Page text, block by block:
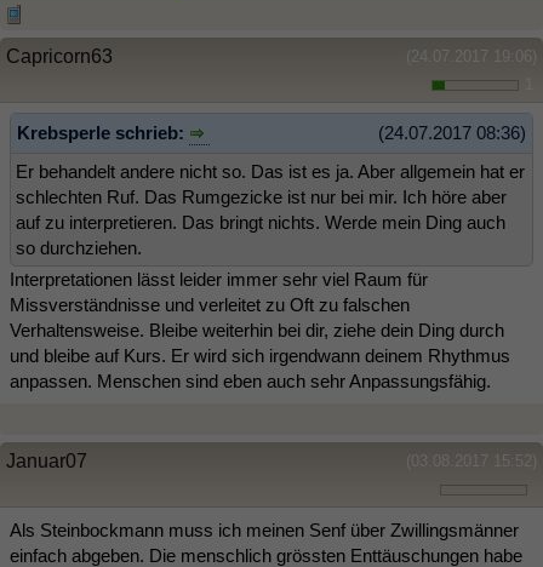
(24.07.2017 19:06)
Capricorn63
(24.07.2017 08:36)
Krebsperle schrieb:
Er behandelt andere nicht so. Das ist es ja. Aber allgemein hat er
schlechten Ruf. Das Rumgezicke ist nur bei mir. Ich höre aber
auf zu interpretieren. Das bringt nichts. Werde mein Ding auch
so durchziehen.
Interpretationen lässt leider immer sehr viel Raum für
Missverständnisse und verleitet zu Oft zu falschen
Verhaltensweise. Bleibe weiterhin bei dir, ziehe dein Ding durch
und bleibe auf Kurs. Er wird sich irgendwann deinem Rhythmus
anpassen. Menschen sind eben auch sehr Anpassungsfähig.
(03.08.2017 15:52)
Januar07
Als Steinbockmann muss ich meinen Senf über Zwillingsmänner
einfach abgeben. Die menschlich grössten Enttäuschungen habe